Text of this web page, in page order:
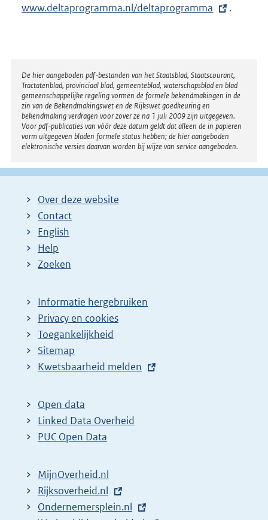
e
k
:
x
n
e
l
i
n
k
:
www.deltaprogramma.nl/deltaprogramma .
Disclaimer
De hier aangeboden pdf-bestanden van het Staatsblad, Staatscourant,
Tractatenblad, provinciaal blad, gemeenteblad, waterschapsblad en blad
gemeenschappelijke regeling vormen de formele bekendmakingen in de
zin van de Bekendmakingswet en de Rijkswet goedkeuring en
bekendmaking verdragen voor zover ze na 1 juli 2009 zijn uitgegeven.
Voor pdf-publicaties van vóór deze datum geldt dat alleen de in papieren
vorm uitgegeven bladen formele status hebben; de hier aangeboden
elektronische versies daarvan worden bij wijze van service aangeboden.
Over deze website
Contact
English
Help
Zoeken
Informatie hergebruiken
Privacy en cookies
Toegankelijkheid
Sitemap
E
t
e
r
l
i
n
Kwetsbaarheid melden
Open data
Linked Data Overheid
PUC Open Data
MijnOverheid.nl
E
x
Rijksoverheid.nl
E
Ondernemersplein.nl